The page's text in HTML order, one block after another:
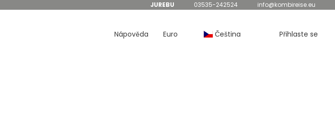
JUREBU 03535-242524 info@kombireise.eu
Nápověda Euro Čeština Přihlaste se